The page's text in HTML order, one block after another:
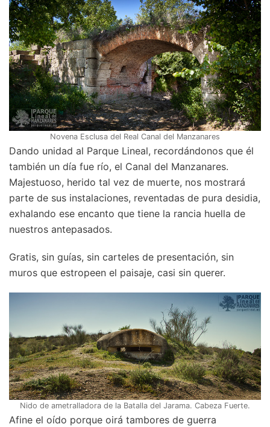
Novena Esclusa del Real Canal del Manzanares
Dando unidad al Parque Lineal, recordándonos que él
también un día fue río, el Canal del Manzanares.
Majestuoso, herido tal vez de muerte, nos mostrará
parte de sus instalaciones, reventadas de pura desidia,
exhalando ese encanto que tiene la rancia huella de
nuestros antepasados.
Gratis, sin guías, sin carteles de presentación, sin
muros que estropeen el paisaje, casi sin querer.
Nido de ametralladora de la Batalla del Jarama. Cabeza Fuerte.
Afine el oído porque oirá tambores de guerra